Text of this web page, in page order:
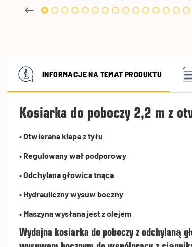
INFORMACJE NA TEMAT PRODUKTU
Kosiarka do poboczy 2,2 m z
• Otwierana klapa z tyłu
• Regulowany wał podporowy
• Odchylana głowica tnąca
• Hydrauliczny wysuw boczny
• Maszyna wysłana jest z olejem
Wydajna kosiarka do poboczy z odchylaną